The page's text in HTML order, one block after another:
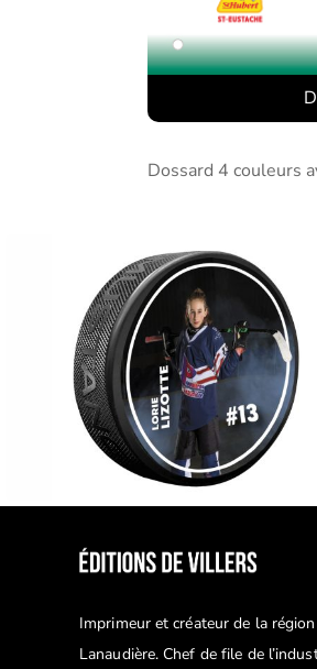
Dossard 4 couleurs
Imprimeur et créateur de la
Lanaudière. Chef de file de